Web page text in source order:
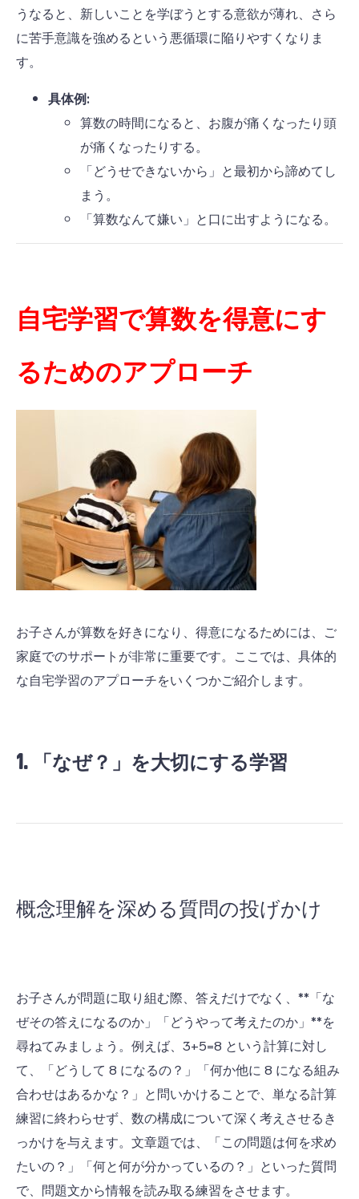
うなると、新しいことを学ぼうとする意欲が薄れ、さら
に苦手意識を強めるという悪循環に陥りやすくなりま
す。
具体例:
算数の時間になると、お腹が痛くなったり頭
が痛くなったりする。
「どうせできないから」と最初から諦めてし
まう。
「算数なんて嫌い」と口に出すようになる。
自宅学習で算数を得意にす
るためのアプローチ
お子さんが算数を好きになり、得意になるためには、ご
家庭でのサポートが非常に重要です。ここでは、具体的
な自宅学習のアプローチをいくつかご紹介します。
1. 「なぜ？」を大切にする学習
概念理解を深める質問の投げかけ
お子さんが問題に取り組む際、答えだけでなく、**「な
ぜその答えになるのか」「どうやって考えたのか」**を
尋ねてみましょう。例えば、 3+5=8 という計算に対し
て、「どうして 8 になるの？」「何か他に 8 になる組み
合わせはあるかな？」と問いかけることで、単なる計算
練習に終わらせず、数の構成について深く考えさせるき
っかけを与えます。文章題では、「この問題は何を求め
たいの？」「何と何が分かっているの？」といった質問
で、問題文から情報を読み取る練習をさせます。